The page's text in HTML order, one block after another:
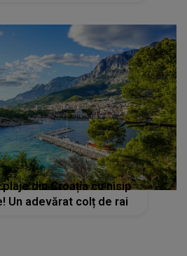
din Croația cu nisip
Un adevărat colț de rai